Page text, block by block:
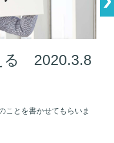
る 2020.3.8
ことを書かせてもらいま